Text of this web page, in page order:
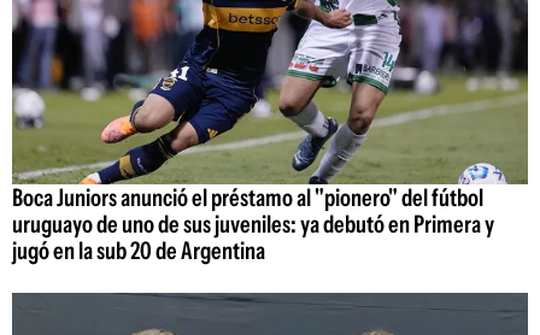
Boca Juniors anunció el préstamo al "pionero" del fútbol
uruguayo de uno de sus juveniles: ya debutó en Primera y
jugó en la sub 20 de Argentina